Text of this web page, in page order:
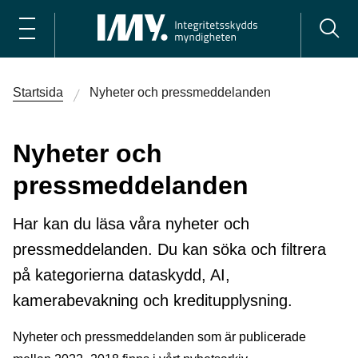
Startsida Nyheter och pressmeddelanden
Nyheter och
pressmeddelanden
Har kan du läsa våra nyheter och
pressmeddelanden. Du kan söka och filtrera
på kategorierna dataskydd, AI,
kamerabevakning och kreditupplysning.
Nyheter och pressmeddelanden som är publicerade